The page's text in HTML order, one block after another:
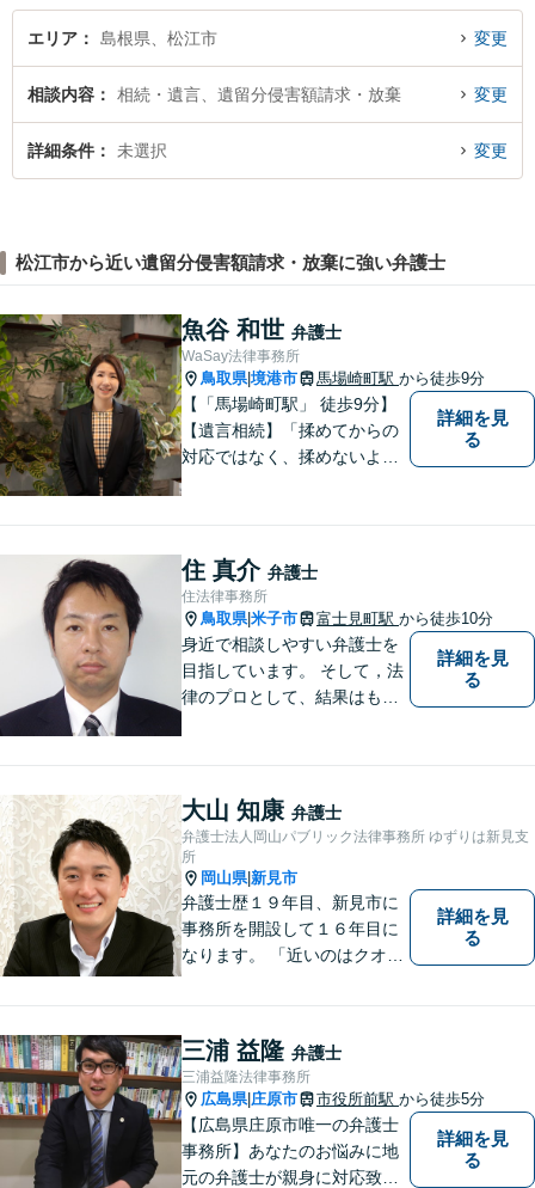
エリア 島根県、松江市 変更
相談内容 相続・遺言、遺留分侵害額請求・放棄 変更
詳細条件 未選択 変更
松江市から近い遺留分侵害額請求・放棄に強い弁護士
魚谷 和世 弁護士
WaSay法律事務所
鳥取県|境港市 馬場崎町駅 から徒歩9分
【「馬場崎町駅」 徒歩9分】
【遺言相続】「揉めてからの
対応ではなく、揉めないよう
決を目指します。 どんな些細
なことでもお気軽にご相談く
ださい。【弁護士歴15年以
上】
詳細を見
る
住 真介 弁護士
住法律事務所
鳥取県|米子市 富士見町駅 から徒歩10分
身近で相談しやすい弁護士を
目指しています。 そして，法
律のプロとして、結果はもち
依頼者様の心を理解し，寄り
添いながら問題い解決のサポ
ートを心がけています。
詳細を見
る
大山 知康 弁護士
弁護士法人岡山パブリック法律事務所 ゆずりは新見支
所
岡山県|新見市
弁護士歴１９年目、新見市に
事務所を開設して１６年目に
なります。 「近いのはクオリ
皆さまに距離的にも精神的に
も「近い」法律事務所となれ
るよう職員一同頑張っていま
す。 お気軽にお問い合わせく
ださい。
詳細を見
る
三浦 益隆 弁護士
三浦益隆法律事務所
広島県| 庄原市 市役所前駅 から徒歩5分
【広島県庄原市唯一の弁護士
事務所】あなたのお悩みに地
元の弁護士が親身に対応致し
詳細を見
る